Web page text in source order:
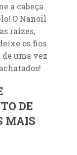
a cabeça
O Nanoil
raízes,
os fios
uma vez
DE
MAIS